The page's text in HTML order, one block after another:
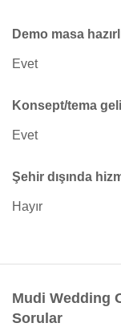
Demo masa
Evet
Konsept/tema
Evet
Şehir dışında
Hayır
Mudi Wedding
Sorular